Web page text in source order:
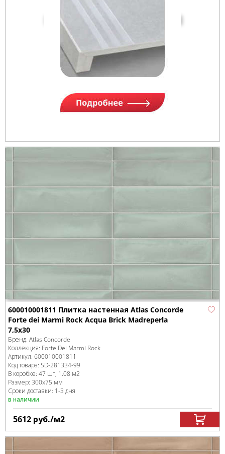
600010001811 Плитка настенная Atlas Concorde
Forte dei Marmi Rock Acqua Brick Madreperla
7,5x30
Бренд: Atlas Concorde
Коллекция: Forte Dei Marmi Rock
Артикул: 600010001811
Код товара: SD-281334-99
В коробке: 47 шт, 1.08 м2
Размер: 300x75 мм
Сроки доставки: 1-3 дня
в наличии
5612 руб./м2